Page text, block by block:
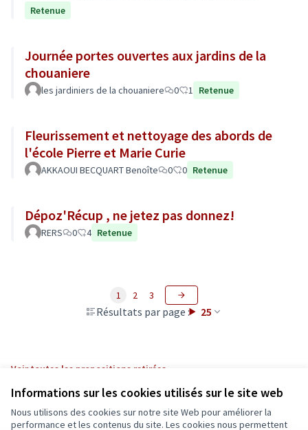
Informations sur les cookies utilisés sur le site web
Nous utilisons des cookies sur notre site Web pour améliorer la
performance et les contenus du site. Les cookies nous permettent
Retenue
Journée portes ouvertes aux jardins de la
chouaniere
les jardiniers de la chouaniere 0 1 Retenue
Fleurissement et nettoyage des abords de
l'école Pierre et Marie Curie
AKKAOUI BECQUART Benoîte 0 0 Retenue
Dépoz'Récup , ne jetez pas donnez!
RERS 0 4 Retenue
Résultats par page : 25
1 2 3
Voir toutes les propositions retirées
Conditions d'utilisation
Paramètres des cookies